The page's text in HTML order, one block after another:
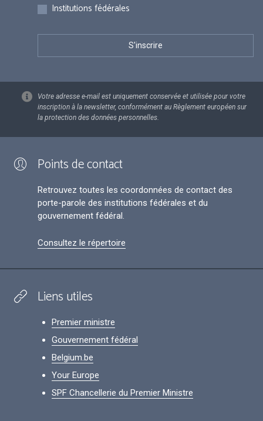
Institutions fédérales
Votre adresse e-mail est uniquement conservée et utilisée pour votre
inscription à la newsletter, conformément au Règlement européen sur
la protection des données personnelles.
Points de contact
Retrouvez toutes les coordonnées de contact des
porte-parole des institutions fédérales et du
gouvernement fédéral.
Consultez le répertoire
Liens utiles
Premier ministre
Gouvernement fédéral
Belgium.be
Your Europe
SPF Chancellerie du Premier Ministre